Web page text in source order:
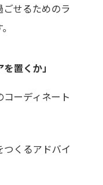
せるためのラ
置くか」
コーディネート
つくるアドバイ